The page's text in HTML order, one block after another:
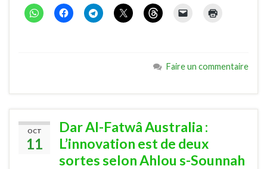
Faire un commentaire
OCT
11
Dar Al-Fatwâ Australia :
L’innovation est de deux
sortes selon Ahlou s-Sounnah